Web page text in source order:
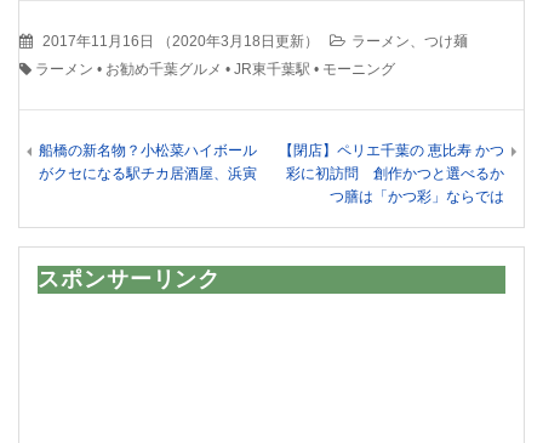
2017年11月16日 （2020年3月18日更新）
ラーメン、つけ麺
ラーメン • お勧め千葉グルメ • JR東千葉駅 • モーニング
船橋の新名物？小松菜ハイボール
がクセになる駅チカ居酒屋、浜寅
【閉店】ペリエ千葉の 恵比寿 かつ
彩に初訪問 創作かつと選べるか
つ膳は「かつ彩」ならでは
スポンサーリンク